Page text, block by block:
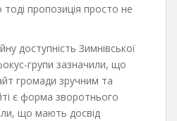
пропозиція просто не
доступність Зимнівської
групи зазначили, що
громади зручним та
є форма зворотнього
що мають досвід